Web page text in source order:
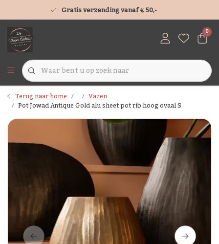
Gratis verzending vanaf € 50,-
0
Terug naar home Vazen
Pot Jowad Antique Gold alu sheet pot rib hoog ovaal S